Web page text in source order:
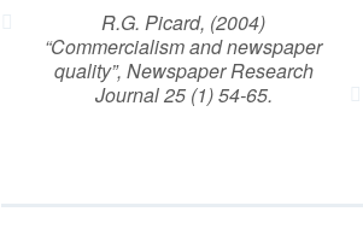
R.G. Picard, (2004)
“Commercialism and newspaper
quality”, Newspaper Research
Journal 25 (1) 54-65.